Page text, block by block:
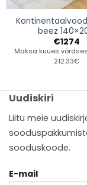
beez
€1274
Maksa kuues
212.33€
Uudiskiri
Liitu meie
sooduskoode.
E-mail